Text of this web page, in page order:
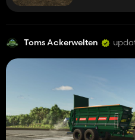
Toms Ackerwelten